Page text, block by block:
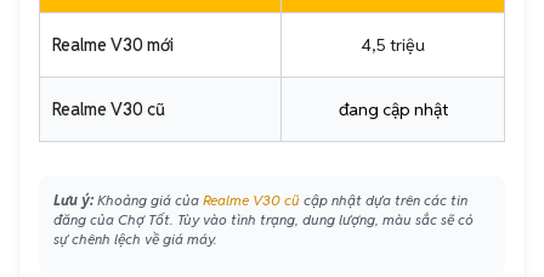
Realme V30 mới 4,5 triệu
Realme V30 cũ đang cập nhật
Lưu ý: Khoảng giá của Realme V30 cũ cập nhật dựa trên các tin
đăng của Chợ Tốt. Tùy vào tình trạng, dung lượng, màu sắc sẽ có
sự chênh lệch về giá máy.